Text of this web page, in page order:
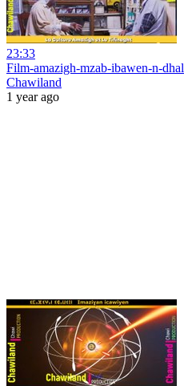
23:33
Film-amazigh-mzab-ibawen-n-dhal
Chawiland
1 year ago